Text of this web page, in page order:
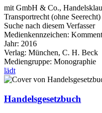
mit GmbH & Co.,
Transportrecht (ohne Seerecht)
Suche nach diesem Verfasser
Medienkennzeichen:
Jahr: 2016
Verlag: München, C. H. Beck
Mediengruppe: Monographie
lädt
Handelsgesetzbuch